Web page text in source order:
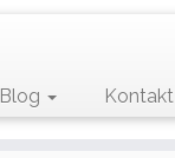
Blog Kontakt